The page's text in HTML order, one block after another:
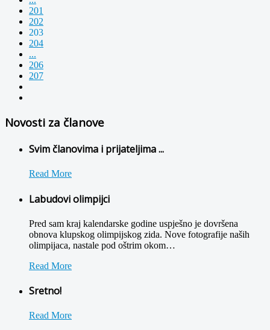
201
202
203
204
...
206
207
Novosti za članove
Svim članovima i prijateljima ...
Read More
Labudovi olimpijci
Pred sam kraj kalendarske godine uspješno je dovršena
obnova klupskog olimpijskog zida. Nove fotografije naših
olimpijaca, nastale pod oštrim okom…
Read More
Sretno!
Read More